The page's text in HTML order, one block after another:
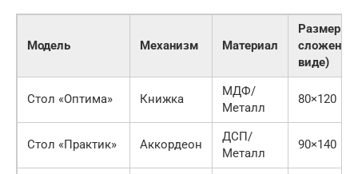
Модель Механизм Материал
Размер (в
виде)
Стол «Оптима» Книжка
МДФ/
Металл
80×120
Стол «Практик» Аккордеон
ДСП/
Металл
90×140